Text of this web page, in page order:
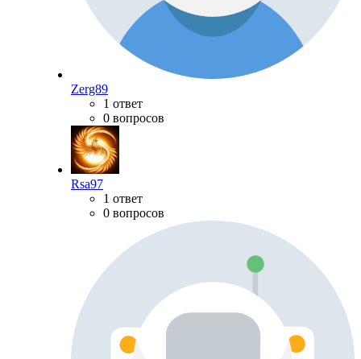
Zerg89
1 ответ
0 вопросов
Rsa97
1 ответ
0 вопросов